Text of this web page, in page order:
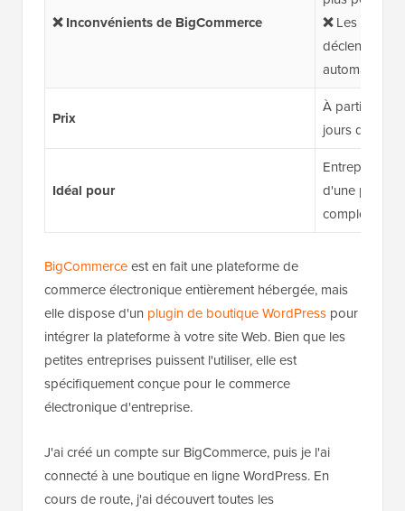
❌ Inconvénients de BigCommerce
❌Les seuils
déclencher
Prix
À partir de
jours
Idéal pour
Entreprises
d'une
complète
BigCommerceest en fait une plateforme de
commerce électronique entièrement hébergée, mais
elle dispose d'un plugin de boutique WordPress pour
intégrer la plateforme à votre site Web. Bien que les
petites entreprises puissent l'utiliser, elle est
spécifiquement conçue pour le commerce
électronique d'entreprise.
J'ai créé un compte sur BigCommerce, puis je l'ai
connecté à une boutique en ligne WordPress. En
cours de route, j'ai découvert toutes les